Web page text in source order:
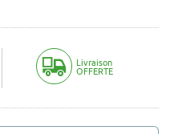
Livraison
OFFERTE